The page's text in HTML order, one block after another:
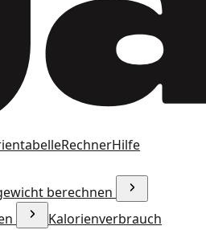
RechnerHilfe
berechnen
Kalorienverbrauch